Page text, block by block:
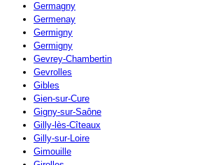
Germagny
Germenay
Germigny
Germigny
Gevrey-Chambertin
Gevrolles
Gibles
Gien-sur-Cure
Gigny-sur-Saône
Gilly-lès-Cîteaux
Gilly-sur-Loire
Gimouille